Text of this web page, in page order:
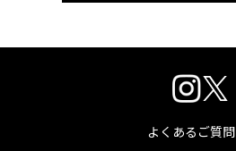
よくあるご質問